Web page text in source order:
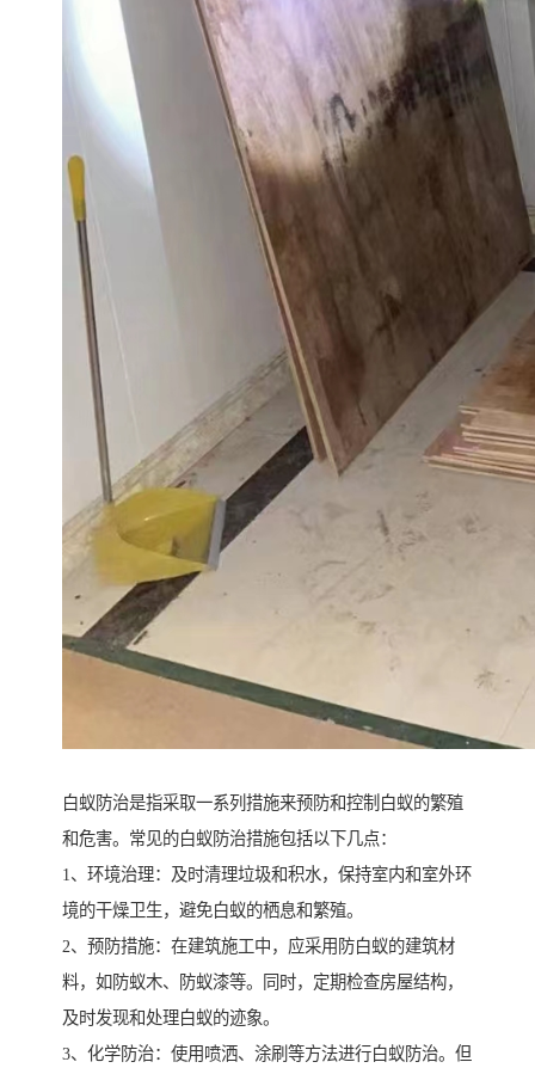
白蚁防治是指采取一系列措施来预防和控制白蚁的繁殖
和危害。常见的白蚁防治措施包括以下几点：
1、环境治理：及时清理垃圾和积水，保持室内和室外环
境的干燥卫生，避免白蚁的栖息和繁殖。
2、预防措施：在建筑施工中，应采用防白蚁的建筑材
料，如防蚁木、防蚁漆等。同时，定期检查房屋结构，
及时发现和处理白蚁的迹象。
3、化学防治：使用喷洒、涂刷等方法进行白蚁防治。但